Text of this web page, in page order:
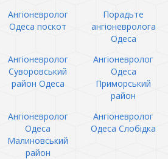
Ангіоневролог
Одеса поскот
Порадьте
ангіоневролога
Одеса
Ангіоневролог
Суворовський
район Одеса
Ангіоневролог
Одеса
Приморський
район
Ангіоневролог
Одеса
Малиновський
район
Ангіоневролог
Одеса Слобідка